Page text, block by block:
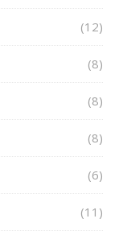
(12)
(8)
(8)
(8)
(6)
(11)